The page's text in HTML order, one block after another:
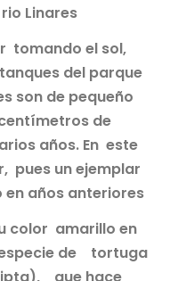
Linares
tomando el sol,
del parque
son de pequeño
de
años. En este
pues un ejemplar
años anteriores
color amarillo en
de tortuga
que hace